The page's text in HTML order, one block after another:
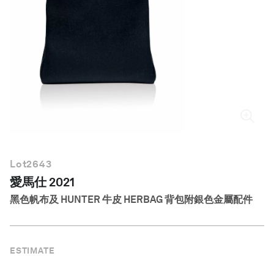
繁體中文
Lot2643
愛馬仕 2021
黑色帆布及 HUNTER 牛皮 HERBAG 背包附銀色金屬配件
ESTIMATE